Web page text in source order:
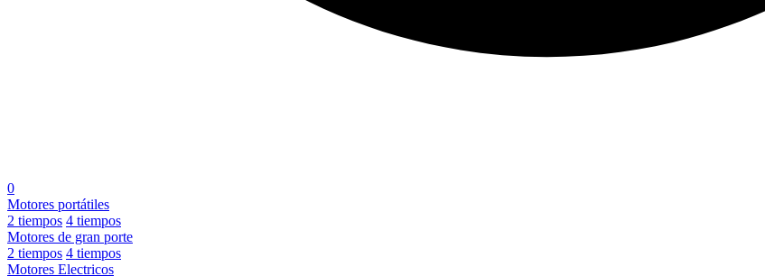
0
Motores portátiles
2 tiempos 4 tiempos
Motores de gran porte
2 tiempos 4 tiempos
Motores Electricos